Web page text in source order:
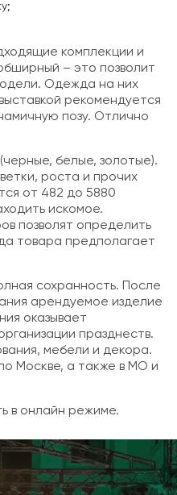
комплекции и
– это позволит
Одежда на них
рекомендуется
позу. Отлично
белые, золотые).
роста и прочих
от 482 до 5880
искомое.
позволят определить
товара предполагает
сохранность. После
арендуемое изделие
оказывает
празднеств.
мебели и декора.
Москве, а также в МО и
в онлайн режиме.